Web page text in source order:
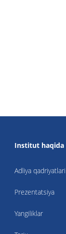
Institut haqida
Adliya qadriyatlari
Prezentatsiya
Yangiliklar